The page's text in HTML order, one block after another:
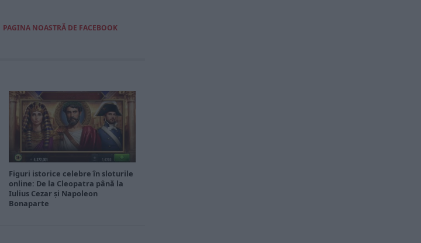
PAGINA NOASTRĂ DE FACEBOOK
Figuri istorice celebre în sloturile
online: De la Cleopatra până la
Iulius Cezar și Napoleon
Bonaparte